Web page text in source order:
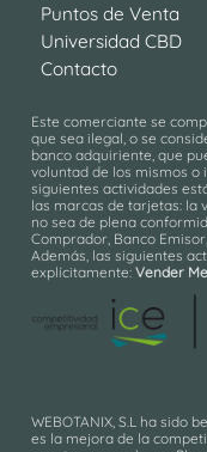
Puntos de Venta
Universidad CBD
Contacto
Este comerciante se
que sea ilegal, o se
banco adquiriente, que
voluntad de los mismos o
siguientes actividades
las marcas de tarjetas: la
no sea de plena
Comprador, Banco
Además, las siguientes
explícitamente: Vender
WEBOTANIX, S.L ha sido
es la mejora de la